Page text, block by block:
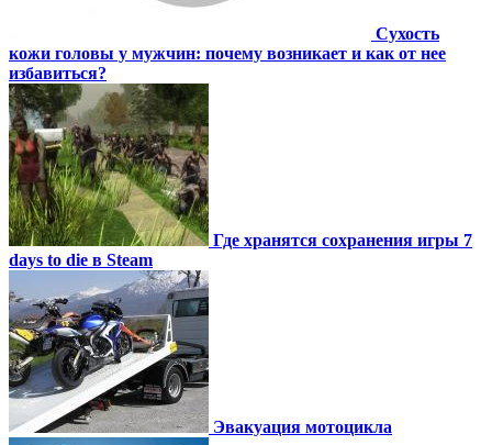
Сухость
кожи головы у мужчин: почему возникает и как от нее
избавиться?
Где хранятся сохранения игры 7
days to die в Steam
Эвакуация мотоцикла